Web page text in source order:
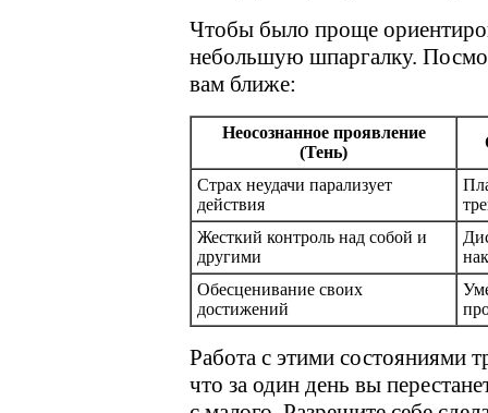
Чтобы было проще
небольшую шпаргалку.
вам ближе:
Неосознанное проявление
(Тень)
Страх неудачи парализует
действия
Жесткий контроль над собой и
другими
Обесценивание своих
достижений
Работа с этими состояниями
что за один день вы